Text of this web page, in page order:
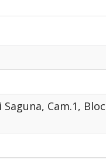
Cam.1,